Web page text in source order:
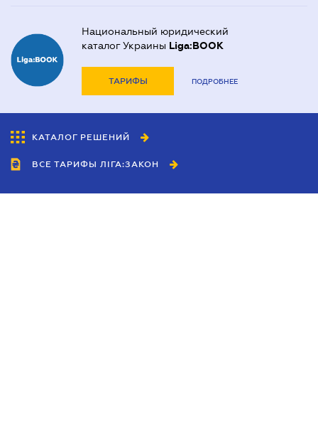
Национальный юридический
каталог Украины Liga:BOOK
ТАРИФЫ ПОДРОБНЕЕ
КАТАЛОГ РЕШЕНИЙ
ВСЕ ТАРИФЫ ЛІГА:ЗАКОН